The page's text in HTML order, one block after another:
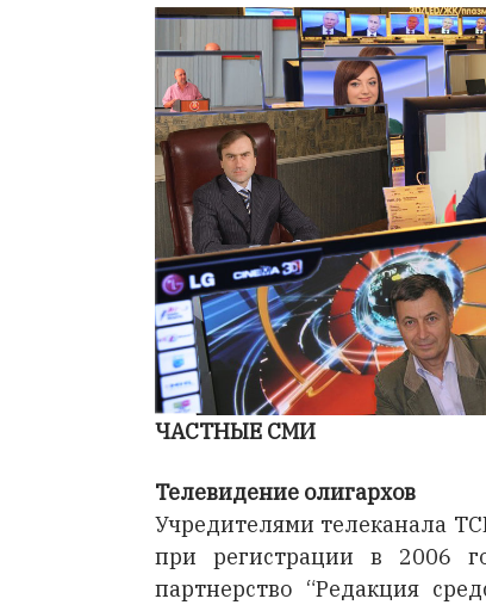
ЧАСТНЫЕ СМИ
Телевидение олигархов
Учредителями телеканала
при регистрации в 2006
партнерство “Редакция